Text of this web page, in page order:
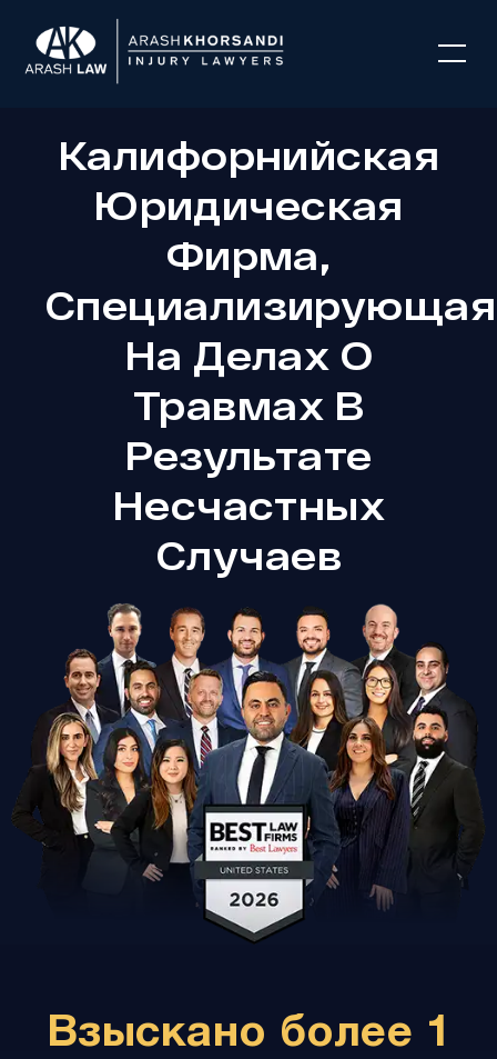
Калифорнийская
Юридическая
Фирма,
На Делах О
Травмах В
Результате
Несчастных
Случаев
Взыскано более 1